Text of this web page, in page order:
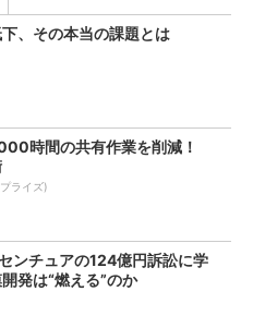
、その本当の課題とは
時間の共有作業を削減！
ライズ)
ンチュアの124億円訴訟に学
発は“燃える”のか